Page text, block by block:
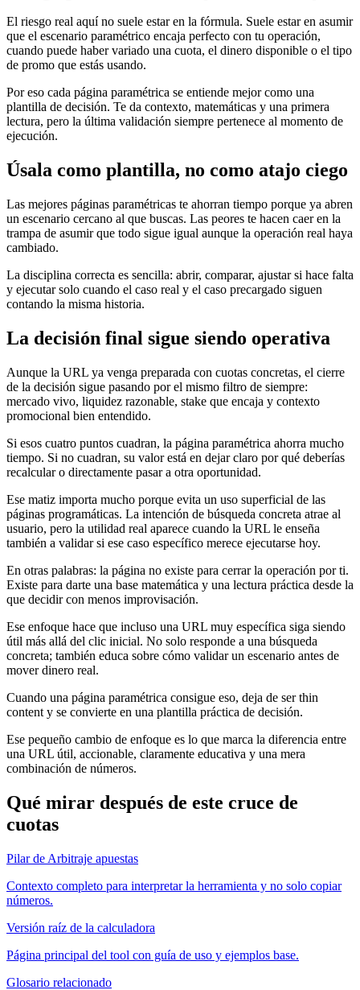
El riesgo real aquí no suele estar en la fórmula. Suele estar en asumir
que el escenario paramétrico encaja perfecto con tu operación,
cuando puede haber variado una cuota, el dinero disponible o el tipo
de promo que estás usando.
Por eso cada página paramétrica se entiende mejor como una
plantilla de decisión. Te da contexto, matemáticas y una primera
lectura, pero la última validación siempre pertenece al momento de
ejecución.
Úsala como plantilla, no como atajo ciego
Las mejores páginas paramétricas te ahorran tiempo porque ya abren
un escenario cercano al que buscas. Las peores te hacen caer en la
trampa de asumir que todo sigue igual aunque la operación real haya
cambiado.
La disciplina correcta es sencilla: abrir, comparar, ajustar si hace falta
y ejecutar solo cuando el caso real y el caso precargado siguen
contando la misma historia.
La decisión final sigue siendo operativa
Aunque la URL ya venga preparada con cuotas concretas, el cierre
de la decisión sigue pasando por el mismo filtro de siempre:
mercado vivo, liquidez razonable, stake que encaja y contexto
promocional bien entendido.
Si esos cuatro puntos cuadran, la página paramétrica ahorra mucho
tiempo. Si no cuadran, su valor está en dejar claro por qué deberías
recalcular o directamente pasar a otra oportunidad.
Ese matiz importa mucho porque evita un uso superficial de las
páginas programáticas. La intención de búsqueda concreta atrae al
usuario, pero la utilidad real aparece cuando la URL le enseña
también a validar si ese caso específico merece ejecutarse hoy.
En otras palabras: la página no existe para cerrar la operación por ti.
Existe para darte una base matemática y una lectura práctica desde la
que decidir con menos improvisación.
Ese enfoque hace que incluso una URL muy específica siga siendo
útil más allá del clic inicial. No solo responde a una búsqueda
concreta; también educa sobre cómo validar un escenario antes de
mover dinero real.
Cuando una página paramétrica consigue eso, deja de ser thin
content y se convierte en una plantilla práctica de decisión.
Ese pequeño cambio de enfoque es lo que marca la diferencia entre
una URL útil, accionable, claramente educativa y una mera
combinación de números.
Qué mirar después de este cruce de
cuotas
Pilar de Arbitraje apuestas
Contexto completo para interpretar la herramienta y no solo copiar
números.
Versión raíz de la calculadora
Página principal del tool con guía de uso y ejemplos base.
Glosario relacionado